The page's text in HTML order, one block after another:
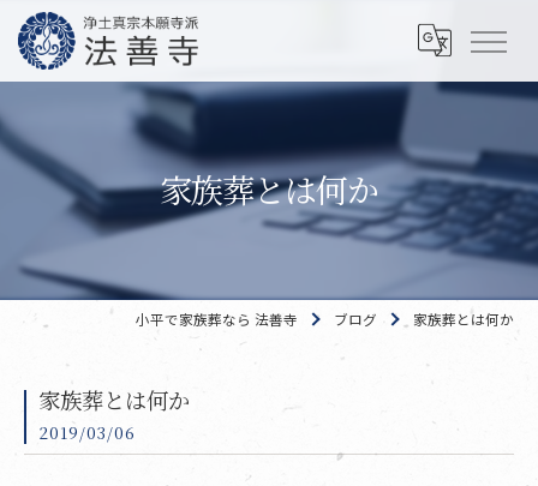
家族葬とは何か
小平で家族葬なら 法善寺 ブログ 家族葬とは何か
家族葬とは何か
2019/03/06